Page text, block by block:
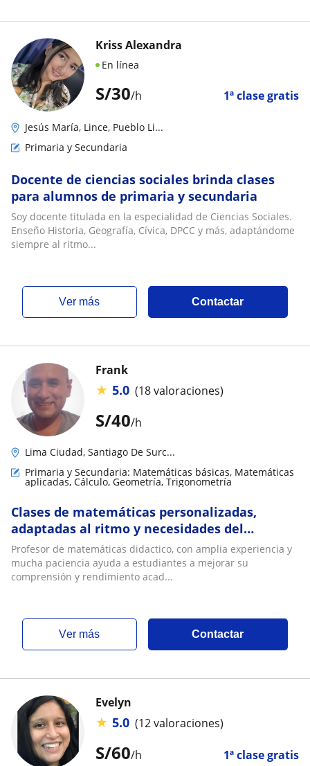
S/30/h 1ª clase gratis
Kriss Alexandra
En línea
Jesús María, Lince, Pueblo Li...
Primaria y Secundaria
Docente de ciencias sociales brinda clases
para alumnos de primaria y secundaria
Soy docente titulada en la especialidad de Ciencias Sociales.
Enseño Historia, Geografía, Cívica, DPCC y más, adaptándome
siempre al ritmo...
ver más Contactar
S/40/h
Frank
★ 5.0 (18 valoraciones)
Lima Ciudad, Santiago De Surc...
Primaria y Secundaria: Matemáticas básicas, Matemáticas
aplicadas, Cálculo, Geometría, Trigonometría
Clases de matemáticas personalizadas,
adaptadas al ritmo y necesidades del
estudiante, con metodología sencilla y
estructurada para lograr un aprendizaje
sólido📚🥇🏆
Profesor de matemáticas didactico, con amplia experiencia y
mucha paciencia ayuda a estudiantes a mejorar su
comprensión y rendimiento acad...
ver más Contactar
S/60/h 1ª clase gratis
Evelyn
★ 5.0 (12 valoraciones)